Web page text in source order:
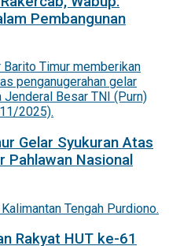
Pembangunan
Gelar Syukuran Atas
Pahlawan Nasional
Rakyat HUT ke-61